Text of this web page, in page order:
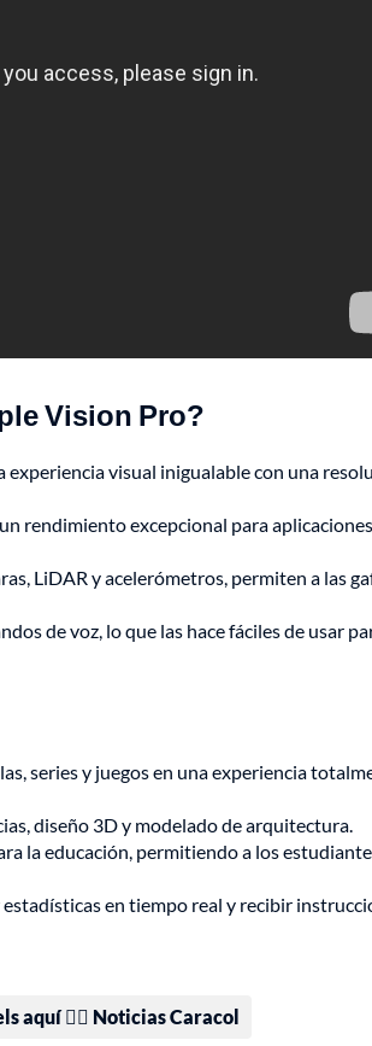
Vision Pro?
visual inigualable con una
rendimiento excepcional para
LiDAR y acelerómetros, permiten a las
de voz, lo que las hace fáciles de usar
series y juegos en una experiencia
diseño 3D y modelado de arquitectura.
la educación, permitiendo a los
en tiempo real y recibir
aquí 👉🏻 Noticias Caracol